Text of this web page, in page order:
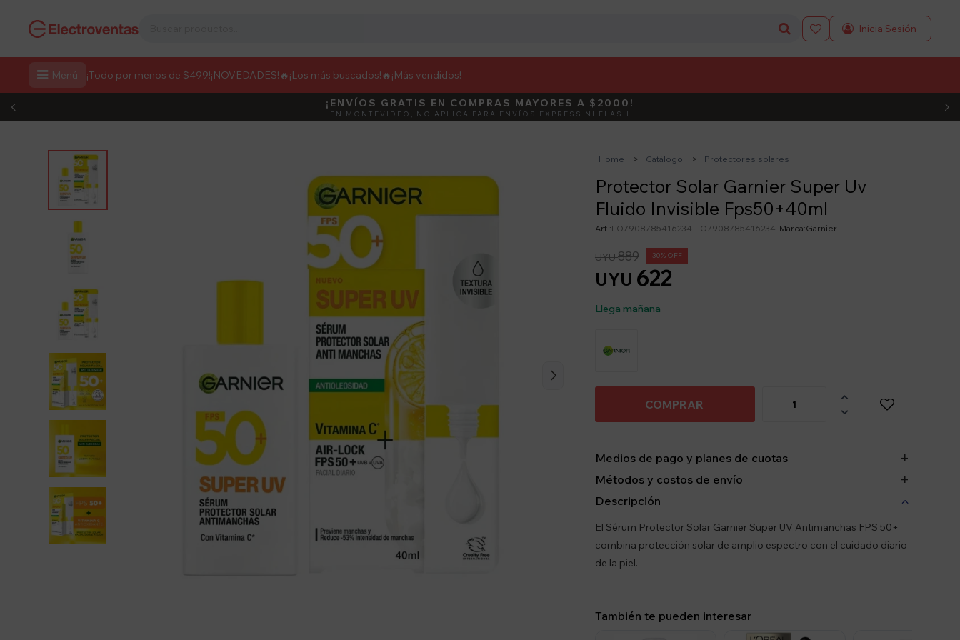
 Menú ¡Todo por menos de $499!¡NOVEDADES! 🔥¡Los más buscados!🔥 ¡Más vendidos!

DEBUT ACTIVÁ EL CÓDIGO
¡ENVÍOS GRATIS EN COMPRAS MAYORES A $2000!
EN MONTEVIDEO, NO APLICA PARA ENVÍOS EXPRESS NI FLASH
Home Catálogo Protectores solares
Protector Solar Garnier Super Uv
Fluido Invisible Fps50+40ml
LO7908785416234-LO7908785416234 Garnier
UYU 622
UYU889 30
Llega mañana
COMPRAR


Medios de pago y planes de cuotas
Métodos y costos de envío
Descripción
El Sérum Protector Solar Garnier Super UV Antimanchas FPS 50+
combina protección solar de amplio espectro con el cuidado diario
de la piel.
También te pueden interesar